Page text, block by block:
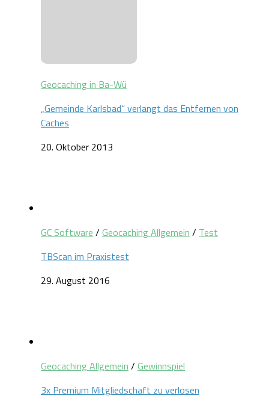
Geocaching in Ba-Wü
„Gemeinde Karlsbad“ verlangt das Entfernen von
Caches
20. Oktober 2013
GC Software / Geocaching Allgemein / Test
TBScan im Praxistest
29. August 2016
Geocaching Allgemein / Gewinnspiel
3x Premium Mitgliedschaft zu verlosen